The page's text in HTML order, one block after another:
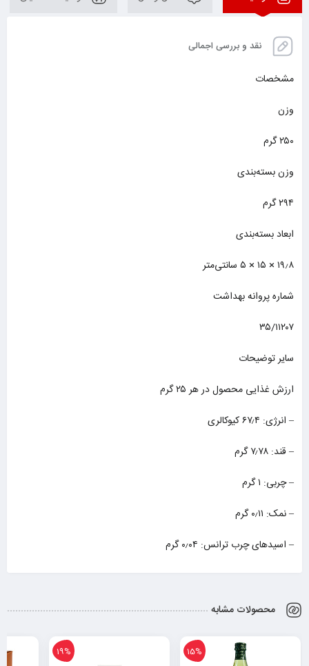
نقد و بررسی اجمالی
مشخصات
وزن
۲۵۰ گرم
وزن بسته‌بندی
۲۹۴ گرم
ابعاد بسته‌بندی
۱۹٫۸ × ۱۵ × ۵ سانتی‌متر
شماره پروانه بهداشت
۳۵/۱۱۲۰۷
سایر توضیحات
ارزش غذایی محصول در هر ۲۵ گرم
– انرژی: ۶۷٫۴ کیوکالری
– قند: ۷٫۷۸ گرم
– چربی: ۱ گرم
– نمک: ۰٫۱۱ گرم
– اسیدهای چرب ترانس: ۰٫۰۴ گرم
محصولات مشابه
15%
19%